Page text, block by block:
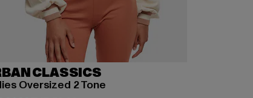
CLASSICS
Oversized 2 Tone